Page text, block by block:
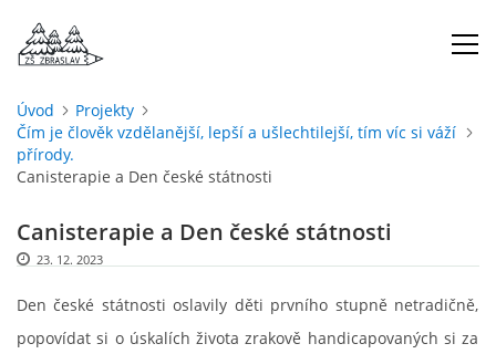
ÚVOD
ŠKOLNÍ ROK
DOKUMENTY
Úvod
Projekty
Čím je člověk vzdělanější, lepší a ušlechtilejší, tím víc si váží
přírody.
Canisterapie a Den české státnosti
Canisterapie a Den české státnosti
23. 12. 2023
Den české státnosti oslavily děti prvního stupně netradičně,
popovídat si o úskalích života zrakově handicapovaných si za